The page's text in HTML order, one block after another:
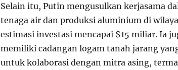
Selain itu, Putin mengusulkan kerjasama
tenaga air dan produksi aluminium di
estimasi investasi mencapai $15 miliar. Ia
memiliki cadangan logam tanah jarang
untuk kolaborasi dengan mitra asing,